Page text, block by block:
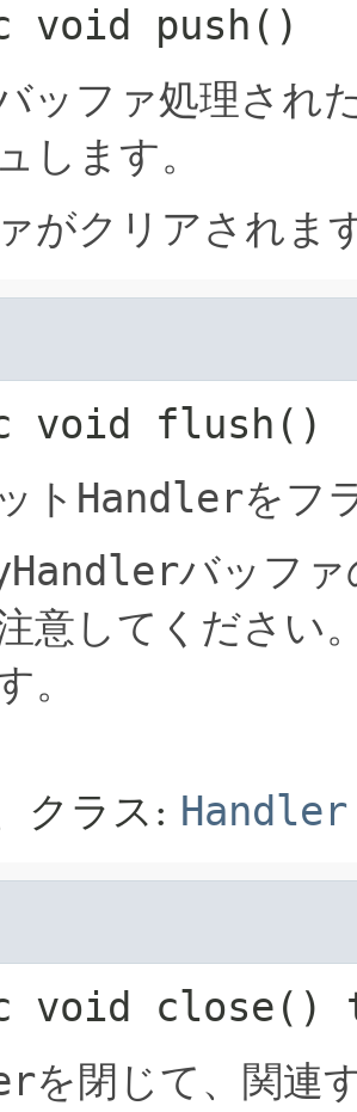
void push ()
ッファ処理され
します。
がクリアされま
void flush ()
ト Handlerをフ
バッファ
意してください
。
クラス: Handler
void close()
を閉じて、関連